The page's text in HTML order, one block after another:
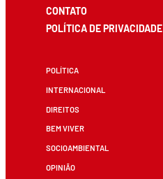
CONTATO
POLÍTICA DE PRIVACIDADE
POLÍTICA
INTERNACIONAL
DIREITOS
BEM VIVER
SOCIOAMBIENTAL
OPINIÃO